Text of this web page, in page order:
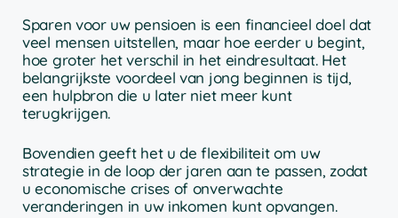
Sparen voor uw pensioen is een financieel doel dat
veel mensen uitstellen, maar hoe eerder u begint,
hoe groter het verschil in het eindresultaat. Het
belangrijkste voordeel van jong beginnen is tijd,
een hulpbron die u later niet meer kunt
terugkrijgen.
Bovendien geeft het u de flexibiliteit om uw
strategie in de loop der jaren aan te passen, zodat
u economische crises of onverwachte
veranderingen in uw inkomen kunt opvangen.